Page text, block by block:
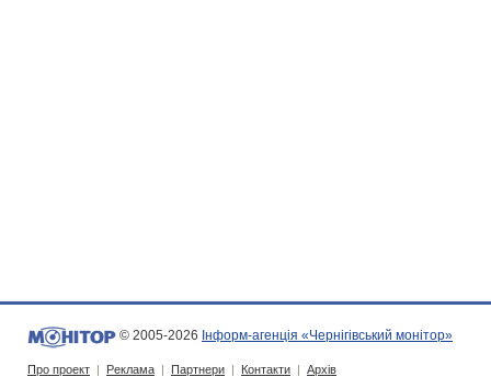
© 2005-2026 Інформ-агенція «Чернігівський монітор»
Про проект | Реклама | Партнери | Контакти | Архів